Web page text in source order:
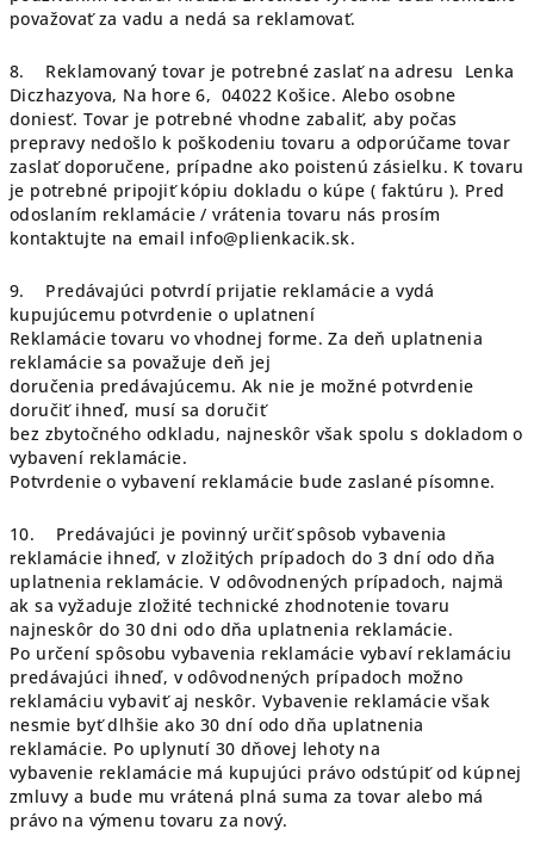
považovať za vadu a nedá sa reklamovať.
8. Reklamovaný tovar je potrebné zaslať na adresu Lenka
Diczhazyova, Na hore 6, 04022 Košice. Alebo osobne
doniesť. Tovar je potrebné vhodne zabaliť, aby počas
prepravy nedošlo k poškodeniu tovaru a odporúčame tovar
zaslať doporučene, prípadne ako poistenú zásielku. K tovaru
je potrebné pripojiť kópiu dokladu o kúpe ( faktúru ). Pred
odoslaním reklamácie / vrátenia tovaru nás prosím
kontaktujte na email info@plienkacik.sk.
9. Predávajúci potvrdí prijatie reklamácie a vydá
kupujúcemu potvrdenie o uplatnení
Reklamácie tovaru vo vhodnej forme. Za deň uplatnenia
reklamácie sa považuje deň jej
doručenia predávajúcemu. Ak nie je možné potvrdenie
doručiť ihneď, musí sa doručiť
bez zbytočného odkladu, najneskôr však spolu s dokladom o
vybavení reklamácie.
Potvrdenie o vybavení reklamácie bude zaslané písomne.
10. Predávajúci je povinný určiť spôsob vybavenia
reklamácie ihneď, v zložitých prípadoch do 3 dní odo dňa
uplatnenia reklamácie. V odôvodnených prípadoch, najmä
ak sa vyžaduje zložité technické zhodnotenie tovaru
najneskôr do 30 dni odo dňa uplatnenia reklamácie.
Po určení spôsobu vybavenia reklamácie vybaví reklamáciu
predávajúci ihneď, v odôvodnených prípadoch možno
reklamáciu vybaviť aj neskôr. Vybavenie reklamácie však
nesmie byť dlhšie ako 30 dní odo dňa uplatnenia
reklamácie. Po uplynutí 30 dňovej lehoty na
vybavenie reklamácie má kupujúci právo odstúpiť od kúpnej
zmluvy a bude mu vrátená plná suma za tovar alebo má
právo na výmenu tovaru za nový.